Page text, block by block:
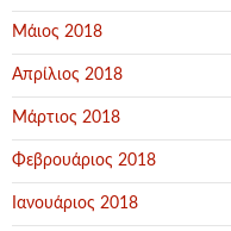
Μάιος 2018
Απρίλιος 2018
Μάρτιος 2018
Φεβρουάριος 2018
Ιανουάριος 2018